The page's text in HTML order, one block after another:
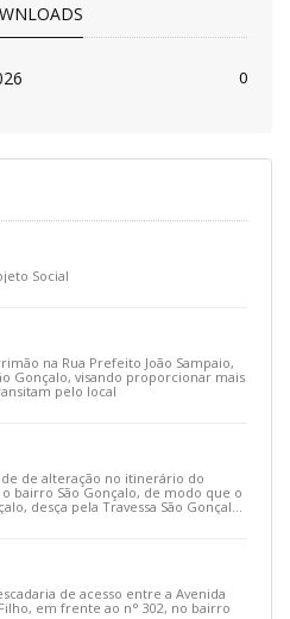
0
Social
na Rua Prefeito João Sampaio,
Gonçalo, visando proporcionar mais
pelo local
de alteração no itinerário do
bairro São Gonçalo, de modo que o
desça pela Travessa São Gonçalo
de acesso entre a Avenida
em frente ao n° 302, no bairro